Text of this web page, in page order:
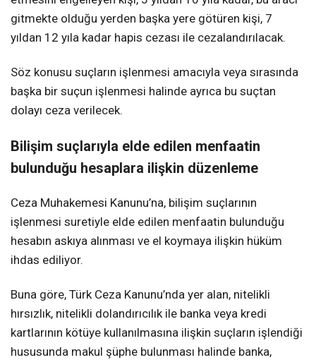
gitmekte olduğu yerden başka yere götüren kişi, 7
yıldan 12 yıla kadar hapis cezası ile cezalandırılacak.
Söz konusu suçların işlenmesi amacıyla veya sırasında
başka bir suçun işlenmesi halinde ayrıca bu suçtan
dolayı ceza verilecek.
Bilişim suçlarıyla elde edilen menfaatin
bulunduğu hesaplara ilişkin düzenleme
Ceza Muhakemesi Kanunu’na, bilişim suçlarının
işlenmesi suretiyle elde edilen menfaatin bulunduğu
hesabın askıya alınması ve el koymaya ilişkin hüküm
ihdas ediliyor.
Buna göre, Türk Ceza Kanunu’nda yer alan, nitelikli
hırsızlık, nitelikli dolandırıcılık ile banka veya kredi
kartlarının kötüye kullanılmasına ilişkin suçların işlendiği
hususunda makul şüphe bulunması halinde banka,